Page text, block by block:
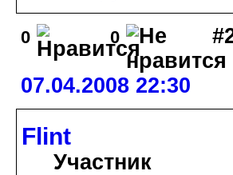
0 0
07.04.2008 22:30
Flint
Участник